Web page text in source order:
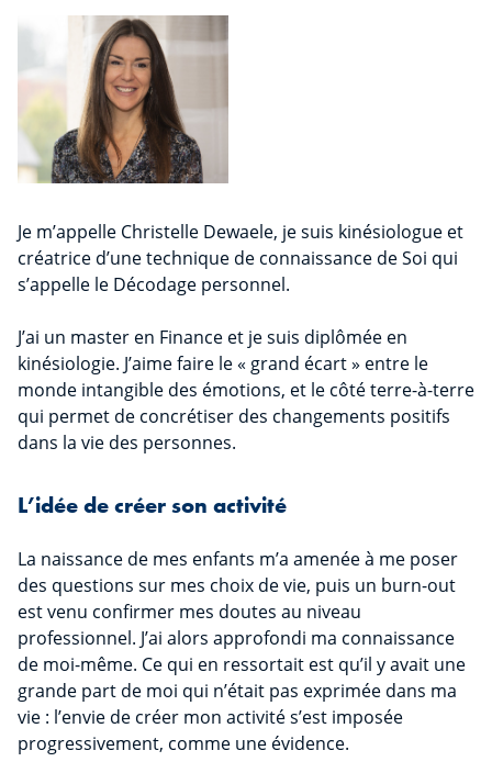
Je m’appelle Christelle Dewaele, je suis kinésiologue et
créatrice d’une technique de connaissance de Soi qui
s’appelle le Décodage personnel.
J’ai un master en Finance et je suis diplômée en
kinésiologie. J’aime faire le « grand écart » entre le
monde intangible des émotions, et le côté terre-à-terre
qui permet de concrétiser des changements positifs
dans la vie des personnes.
L’idée de créer son activité
La naissance de mes enfants m’a amenée à me poser
des questions sur mes choix de vie, puis un burn-out
est venu confirmer mes doutes au niveau
professionnel. J’ai alors approfondi ma connaissance
de moi-même. Ce qui en ressortait est qu’il y avait une
grande part de moi qui n’était pas exprimée dans ma
vie : l’envie de créer mon activité s’est imposée
progressivement, comme une évidence.